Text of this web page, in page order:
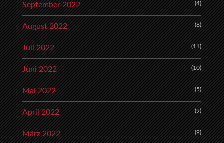
September 2022 (4)
August 2022 (6)
Juli 2022 (11)
Juni 2022 (10)
Mai 2022 (5)
April 2022 (9)
März 2022 (9)